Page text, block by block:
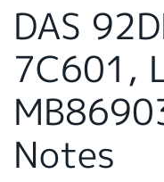
ENGLISH
FRANÇAIS
DEUTSCH
DAS
7C601,
Notes